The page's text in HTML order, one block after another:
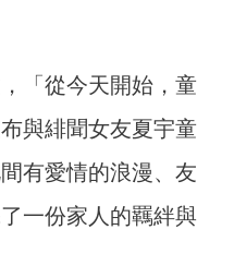
「從今天開始，童
與緋聞女友夏宇童
有愛情的浪漫、友
一份家人的羈絆與